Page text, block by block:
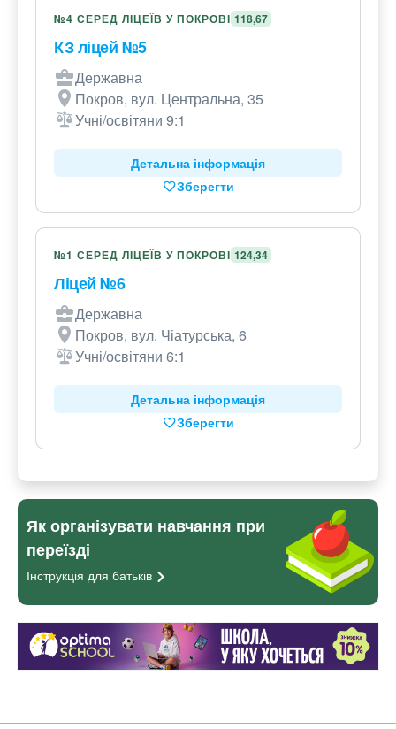
№4 СЕРЕД ЛІЦЕЇВ У ПОКРОВІ 118,67
КЗ ліцей №5
Державна
Покров, вул. Центральна, 35
Учні/освітяни 9:1
Детальна інформація
Зберегти
№1 СЕРЕД ЛІЦЕЇВ У ПОКРОВІ 124,34
Ліцей №6
Державна
Покров, вул. Чіатурська, 6
Учні/освітяни 6:1
Детальна інформація
Зберегти
Як організувати навчання при
переїзді
Інструкція для батьків